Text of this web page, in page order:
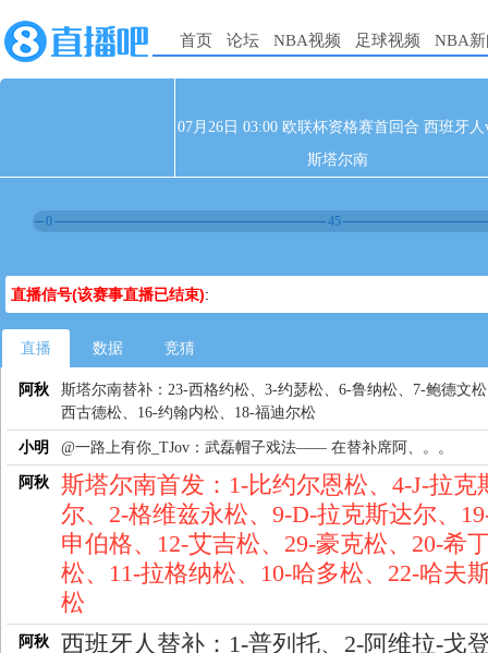
首页 论坛 NBA视频 足球视频 NBA
07月26日 03:00 欧联杯资格赛首回合 西班牙人
斯塔尔南
0 45
直播信号(该赛事直播已结束):
直播 数据 竞猜
阿秋
斯塔尔南替补：23-西格约松、3-约瑟松、6-鲁纳松、7-鲍德文
西古德松、16-约翰内松、18-福迪尔松
小明 @一路上有你_TJov：武磊帽子戏法—— 在替补席阿、。。
阿秋
斯塔尔南首发：1-比约尔恩松、4-J-拉克
尔、2-格维兹永松、9-D-拉克斯达尔、
申伯格、12-艾吉松、29-豪克松、20-希
松、11-拉格纳松、10-哈多松、22-哈夫
松
阿秋
西班牙人替补：1-普列托、2-阿维拉-戈